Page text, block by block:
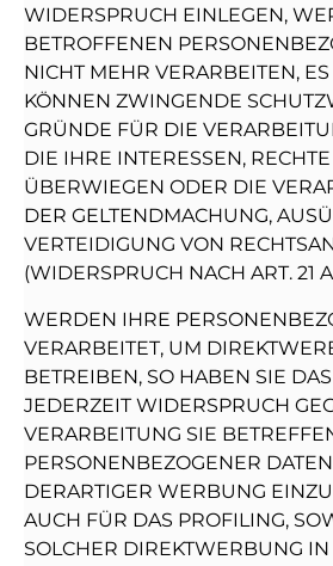
WIDERSPRUCH EINLEGEN,
BETROFFENEN
NICHT MEHR VERARBEITEN,
KÖNNEN ZWINGENDE
GRÜNDE FÜR DIE
DIE IHRE INTERESSEN,
ÜBERWIEGEN ODER DIE
DER GELTENDMACHUNG,
VERTEIDIGUNG VON
(WIDERSPRUCH NACH ART. 21
WERDEN IHRE
VERARBEITET, UM
BETREIBEN, SO HABEN SIE
JEDERZEIT WIDERSPRUCH
VERARBEITUNG SIE
PERSONENBEZOGENER
DERARTIGER WERBUNG
AUCH FÜR DAS PROFILING,
SOLCHER DIREKTWERBUNG